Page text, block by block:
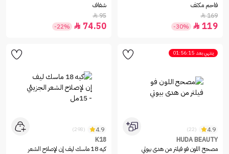
فاحم مكثف
169

119

-30%
شفاف
95

74.50

-22%
ينتهي بعد 01:56:15
4.9
(22)
HUDA BEAUTY
مصحح اللون فو فيلتر من هدى بيوتي
4.9
(298)
K18
كيه 18 ماسك ليف إن لإصلاح الشعر